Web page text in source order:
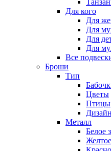
Для кого
Для
Для
Для
Для
Все
Броши
Тип
Цветы
Птицы
Металл
Белое